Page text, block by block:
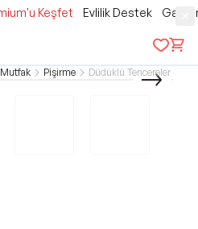
Keşfet Evlilik Destek
Pişirme Düdüklü Tencereler